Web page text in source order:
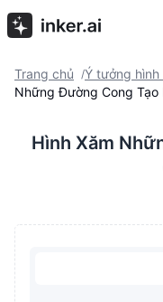
Trang chủ /Ý tưởng hình
Những Đường Cong Tạo
Hình Xăm